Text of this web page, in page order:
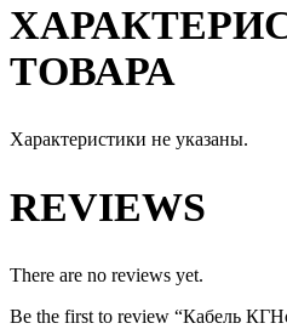
ТОВАРА
Характеристики не указаны.
REVIEWS
There are no reviews yet.
Be the first to review “Кабель